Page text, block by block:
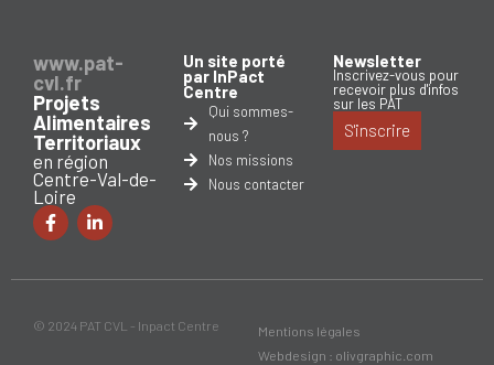
www.pat-
cvl.fr
Projets
Alimentaires
Territoriaux
en région
Centre-Val-de-
Loire
Un site porté
par InPact
Centre
Qui sommes-
nous ?
Nos missions
Nous contacter
Newsletter
Inscrivez-vous pour
recevoir plus d'infos
sur les PAT
S'inscrire
© 2024 PAT CVL - Inpact Centre
Mentions légales
Webdesign : olivgraphic.com